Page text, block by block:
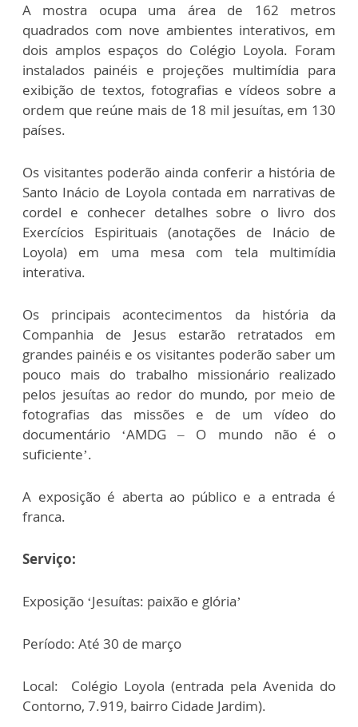
A mostra ocupa uma área de 162 metros
quadrados com nove ambientes interativos, em
dois amplos espaços do Colégio Loyola. Foram
instalados painéis e projeções multimídia para
exibição de textos, fotografias e vídeos sobre a
ordem que reúne mais de 18 mil jesuítas, em 130
países.
Os visitantes poderão ainda conferir a história de
Santo Inácio de Loyola contada em narrativas de
cordel e conhecer detalhes sobre o livro dos
Exercícios Espirituais (anotações de Inácio de
Loyola) em uma mesa com tela multimídia
interativa.
Os principais acontecimentos da história da
Companhia de Jesus estarão retratados em
grandes painéis e os visitantes poderão saber um
pouco mais do trabalho missionário realizado
pelos jesuítas ao redor do mundo, por meio de
fotografias das missões e de um vídeo do
documentário ‘AMDG – O mundo não é o
suficiente’.
A exposição é aberta ao público e a entrada é
franca.
Serviço:
Exposição ‘Jesuítas: paixão e glória’
Período: Até 30 de março
Local: Colégio Loyola (entrada pela Avenida do
Contorno, 7.919, bairro Cidade Jardim).